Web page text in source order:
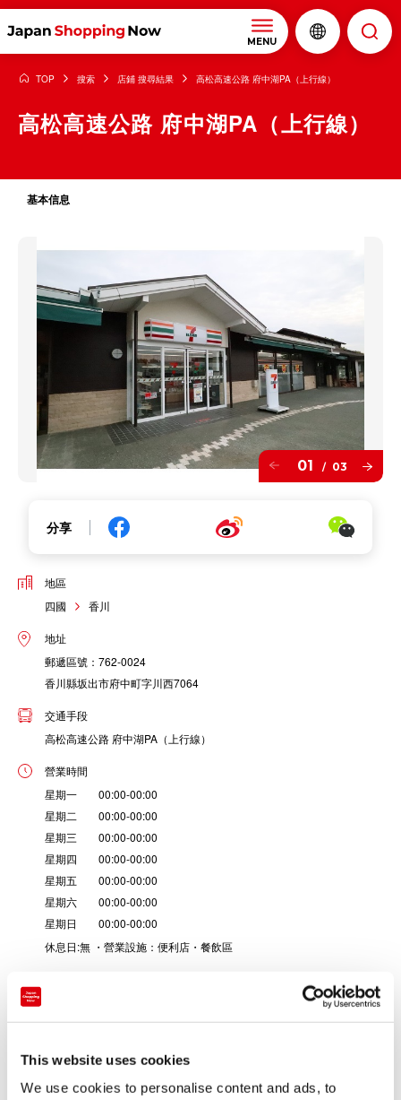
This website uses cookies
We use cookies to personalise content and ads, to
MENU
TOP 搜索 店鋪 搜尋結果 高松高速公路 府中湖PA（上行線）
高松高速公路 府中湖PA（上行線）
基本信息
01 / 03
分享
地區
四國
香川
地址
郵遞區號：762-0024
香川縣坂出市府中町字川西7064
交通手段
高松高速公路 府中湖PA（上行線）
營業時間
星期一 00:00-00:00
星期二 00:00-00:00
星期三 00:00-00:00
星期四 00:00-00:00
星期五 00:00-00:00
星期六 00:00-00:00
星期日 00:00-00:00
休息日:無 ・營業設施：便利店・餐飲區
SA / PA / 道之驛